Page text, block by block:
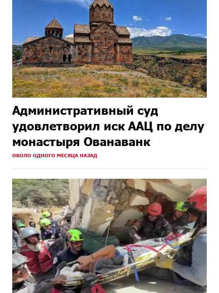
Административный суд
удовлетворил иск ААЦ по делу
монастыря Ованаванк
ОКОЛО ОДНОГО МЕСЯЦА НАЗАД